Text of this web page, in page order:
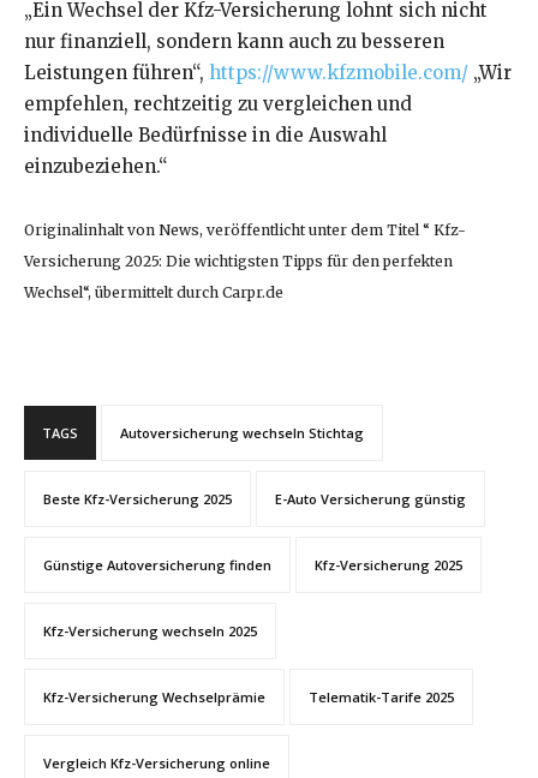
„Ein Wechsel der Kfz-Versicherung lohnt sich nicht
nur finanziell, sondern kann auch zu besseren
Leistungen führen“, https://www.kfzmobile.com/ „Wir
empfehlen, rechtzeitig zu vergleichen und
individuelle Bedürfnisse in die Auswahl
einzubeziehen.“
Originalinhalt von News, veröffentlicht unter dem Titel “ Kfz-
Versicherung 2025: Die wichtigsten Tipps für den perfekten
Wechsel“, übermittelt durch Carpr.de
TAGS Autoversicherung wechseln Stichtag
Beste Kfz-Versicherung 2025 E-Auto Versicherung günstig
Günstige Autoversicherung finden Kfz-Versicherung 2025
Kfz-Versicherung wechseln 2025
Kfz-Versicherung Wechselprämie Telematik-Tarife 2025
Vergleich Kfz-Versicherung online